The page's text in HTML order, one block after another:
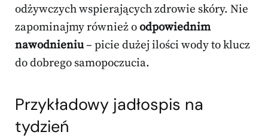
odżywczych wspierających zdrowie skóry. Nie
zapominajmy również oodpowiednim
nawodnieniu– picie dużej ilości wody to klucz
do dobrego samopoczucia.
Przykładowy jadłospis na
tydzień